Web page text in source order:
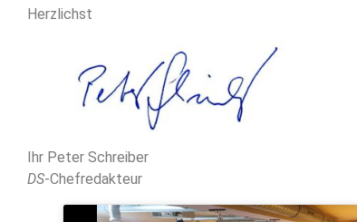
Herzlichst
Ihr Peter Schreiber
DS-Chefredakteur